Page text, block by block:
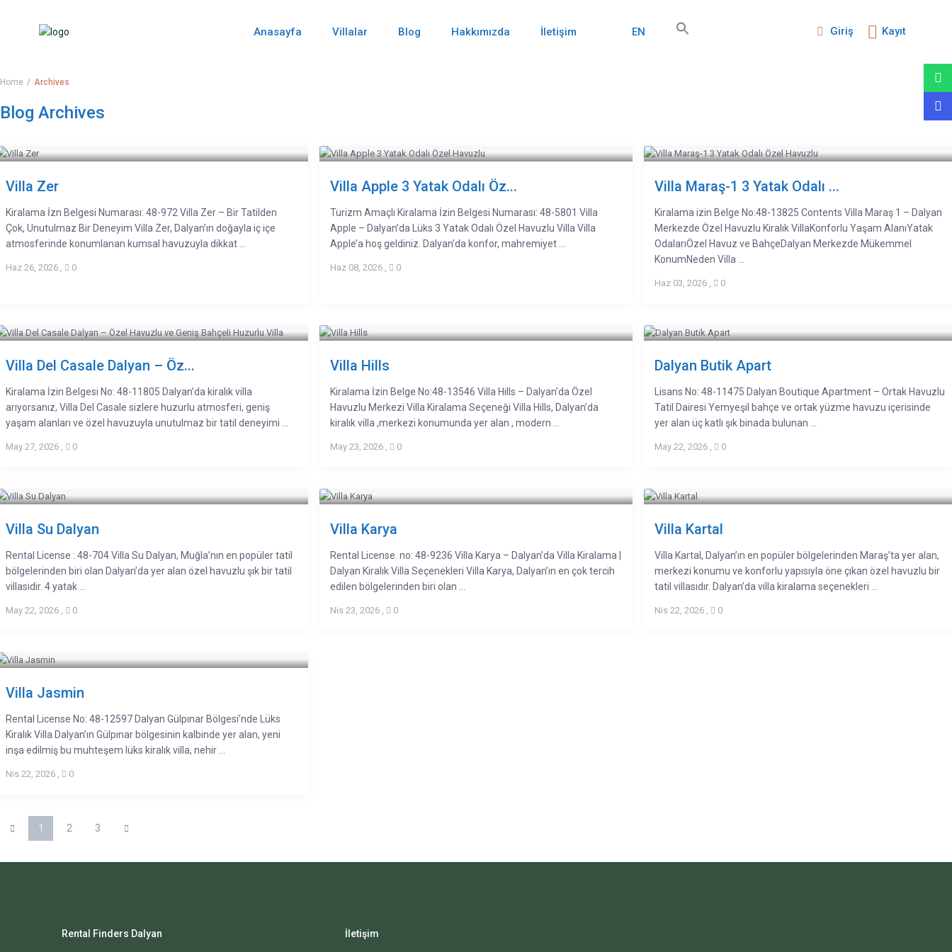
Giriş Kayıt
Anasayfa Villalar Blog Hakkımızda İletişim EN
Home Archives
Blog Archives
Villa Zer
Kiralama İzn Belgesi Numarası: 48-972 Villa Zer – Bir Tatilden
Çok, Unutulmaz Bir Deneyim Villa Zer, Dalyan’ın doğayla iç içe
atmosferinde konumlanan kumsal havuzuyla dikkat ...
Haz 26, 2026 , 0
Villa Apple 3 Yatak Odalı Öz...
Turizm Amaçlı Kiralama İzin Belgesi Numarası: 48-5801 Villa
Apple – Dalyan’da Lüks 3 Yatak Odalı Özel Havuzlu Villa Villa
Apple’a hoş geldiniz. Dalyan’da konfor, mahremiyet ...
Haz 08, 2026 , 0
Villa Maraş-1 3 Yatak Odalı ...
Kiralama izin Belge No:48-13825 Contents Villa Maraş 1 – Dalyan
Merkezde Özel Havuzlu Kiralık VillaKonforlu Yaşam AlanıYatak
OdalarıÖzel Havuz ve BahçeDalyan Merkezde Mükemmel
KonumNeden Villa ...
Haz 03, 2026, 0
Villa Del Casale Dalyan – Öz...
Kiralama İzin Belgesi No: 48-11805 Dalyan’da kiralık villa
arıyorsanız, Villa Del Casale sizlere huzurlu atmosferi, geniş
yaşam alanları ve özel havuzuyla unutulmaz bir tatil deneyimi ...
May 27, 2026 , 0
Villa Hills
Kiralama İzin Belge No:48-13546 Villa Hills – Dalyan’da Özel
Havuzlu Merkezi Villa Kiralama Seçeneği Villa Hills, Dalyan’da
kiralık villa ,merkezi konumunda yer alan , modern ...
May 23, 2026 , 0
Dalyan Butik Apart
Lisans No: 48-11475 Dalyan Boutique Apartment – Ortak Havuzlu
Tatil Dairesi Yemyeşil bahçe ve ortak yüzme havuzu içerisinde
yer alan üç katlı şık binada bulunan ...
May 22, 2026, 0
Villa Su Dalyan
Rental License : 48-704 Villa Su Dalyan, Muğla’nın en popüler tatil
bölgelerinden biri olan Dalyan’da yer alan özel havuzlu şık bir tatil
villasidir. 4 yatak ...
May 22, 2026 , 0
Villa Karya
Rental License. no: 48-9236 Villa Karya – Dalyan’da Villa Kiralama |
Dalyan Kiralık Villa Seçenekleri Villa Karya, Dalyan’ın en çok tercih
edilen bölgelerinden biri olan ...
Nis 23, 2026 , 0
Villa Kartal
Villa Kartal, Dalyan’ın en popüler bölgelerinden Maraş’ta yer alan,
merkezi konumu ve konforlu yapısıyla öne çıkan özel havuzlu bir
tatil villasıdır. Dalyan’da villa kiralama seçenekleri ...
Nis 22, 2026, 0
Villa Jasmin
Rental License No: 48-12597 Dalyan Gülpınar Bölgesi’nde Lüks
Kiralık Villa Dalyan’ın Gülpınar bölgesinin kalbinde yer alan, yeni
inşa edilmiş bu muhteşem lüks kiralık villa, nehir ...
Nis 22, 2026 , 0
1 2 3
Rental Finders Dalyan İletişim